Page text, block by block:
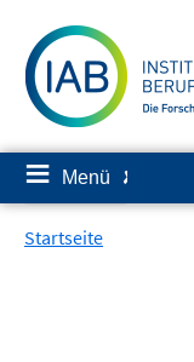
zum
Inhalt
≡ Menü ✘
Startseite